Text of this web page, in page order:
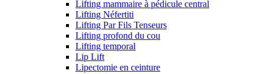
Lifting mammaire à pédicule central
Lifting Néfertiti
Lifting Par Fils Tenseurs
Lifting profond du cou
Lifting temporal
Lip Lift
Lipectomie en ceinture